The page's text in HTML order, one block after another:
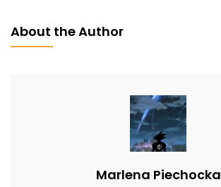
„Karma
Do
Nich
Wróci”
About the Author
Marlena Piechocka